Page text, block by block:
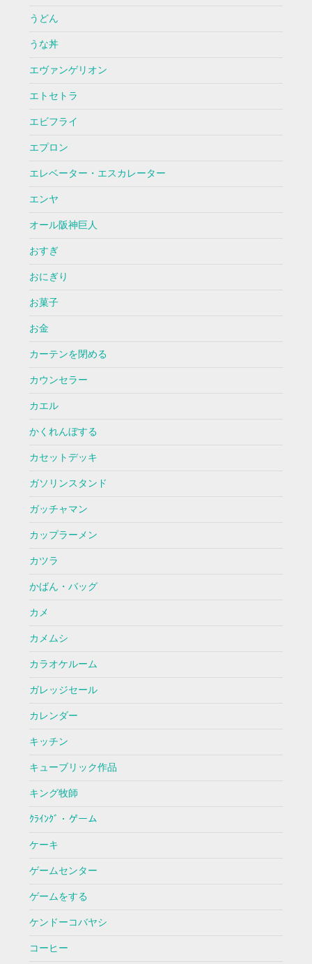
うどん
うな丼
エヴァンゲリオン
エトセトラ
エビフライ
エプロン
エレベーター・エスカレーター
エンヤ
オール阪神巨人
おすぎ
おにぎり
お菓子
お金
カーテンを閉める
カウンセラー
カエル
かくれんぼする
カセットデッキ
ガソリンスタンド
ガッチャマン
カップラーメン
カツラ
かばん・バッグ
カメ
カメムシ
カラオケルーム
ガレッジセール
カレンダー
キッチン
キューブリック作品
キング牧師
ｸﾗｲﾝｸﾞ・ゲーム
ケーキ
ゲームセンター
ゲームをする
ケンドーコバヤシ
コーヒー